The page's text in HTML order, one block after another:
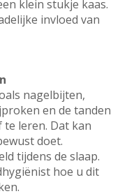
klein stukje kaas.
invloed van
nagelbijten,
en de tanden
te leren. Dat kan
doet.
tijdens de slaap.
hoe u dit